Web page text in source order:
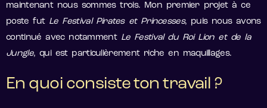
maintenant nous sommes trois. Mon premier projet à ce
poste fut Le Festival Pirates et Princesses, puis nous avons
continué avec notamment Le Festival du Roi Lion et de la
Jungle, qui est particulièrement riche en maquillages.
En quoi consiste ton travail ?